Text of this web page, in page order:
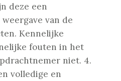
deze een
van de
Kennelijke
fouten in het
niet. 4.
volledige en